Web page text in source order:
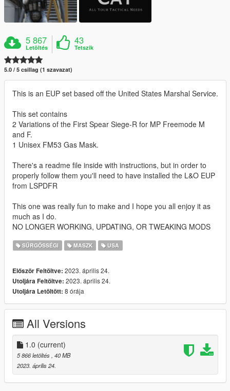
5 867
Letöltés
43
Tetszik
5.0 / 5 csillag (1 szavazat)
This is an EUP set based off the United States Marshal Service.
This set contains
2 Variations of the First Spear Siege-R for MP Freemode M
and F.
1 Unisex FM53 Gas Mask.
There's a readme file inside with instructions, but in order to
properly follow them you'll need to have installed the L&O EUP
from LSPDFR
This one was really fun to make and I hope you all enjoy it as
much as I do.
NO LONGER WORKING, UPDATING, OR TWEAKING MODS
SŰRGŐSSÉGI MASZK USA
Először Feltöltve: 2023. április 24.
Utoljára Feltöltve: 2023. április 24.
Utoljára Letöltött: 8 órája
All Versions
1.0 (current)
5 866 letöltés , 40 MB
2023. április 24.